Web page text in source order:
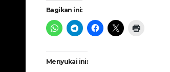
Bagikan ini:
Menyukai ini: